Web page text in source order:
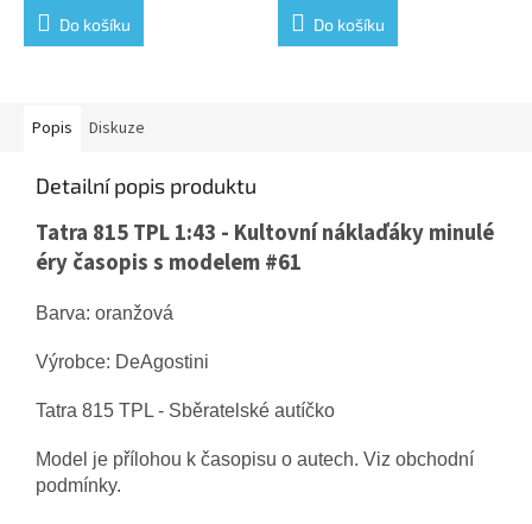
Do košíku Do košíku
Popis Diskuze
Detailní popis produktu
Tatra 815 TPL 1:43 - Kultovní náklaďáky minulé
éry časopis s modelem #61
Barva: oranžová
Výrobce: DeAgostini
Tatra 815 TPL - Sběratelské autíčko
Model je přílohou k časopisu o autech. Viz obchodní
podmínky.